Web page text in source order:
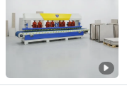
Zhejiang, China